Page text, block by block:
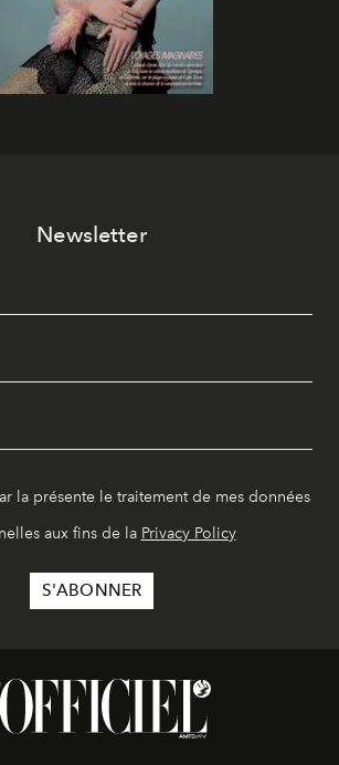
Newsletter
la présente le traitement de mes données
aux fins de la Privacy Policy